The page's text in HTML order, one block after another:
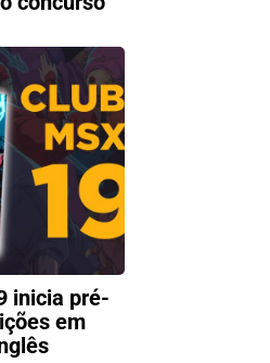
inicia pré-
em